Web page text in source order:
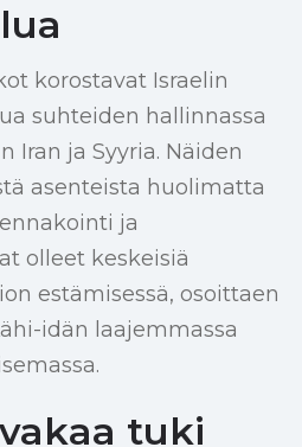
korostavat Israelin
suhteiden hallinnassa
Iran ja Syyria. Näiden
asenteista huolimatta
ja
olleet keskeisiä
estämisessä, osoittaen
idän laajemmassa
tuki